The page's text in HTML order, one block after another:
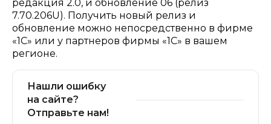
редакция 2.0, и обновление 06 (релиз
7.70.206U). Получить новый релиз и
обновление можно непосредственно в фирме
«1С» или у партнеров фирмы «1С» в вашем
регионе.
Нашли ошибку
на сайте?
Отправьте нам!